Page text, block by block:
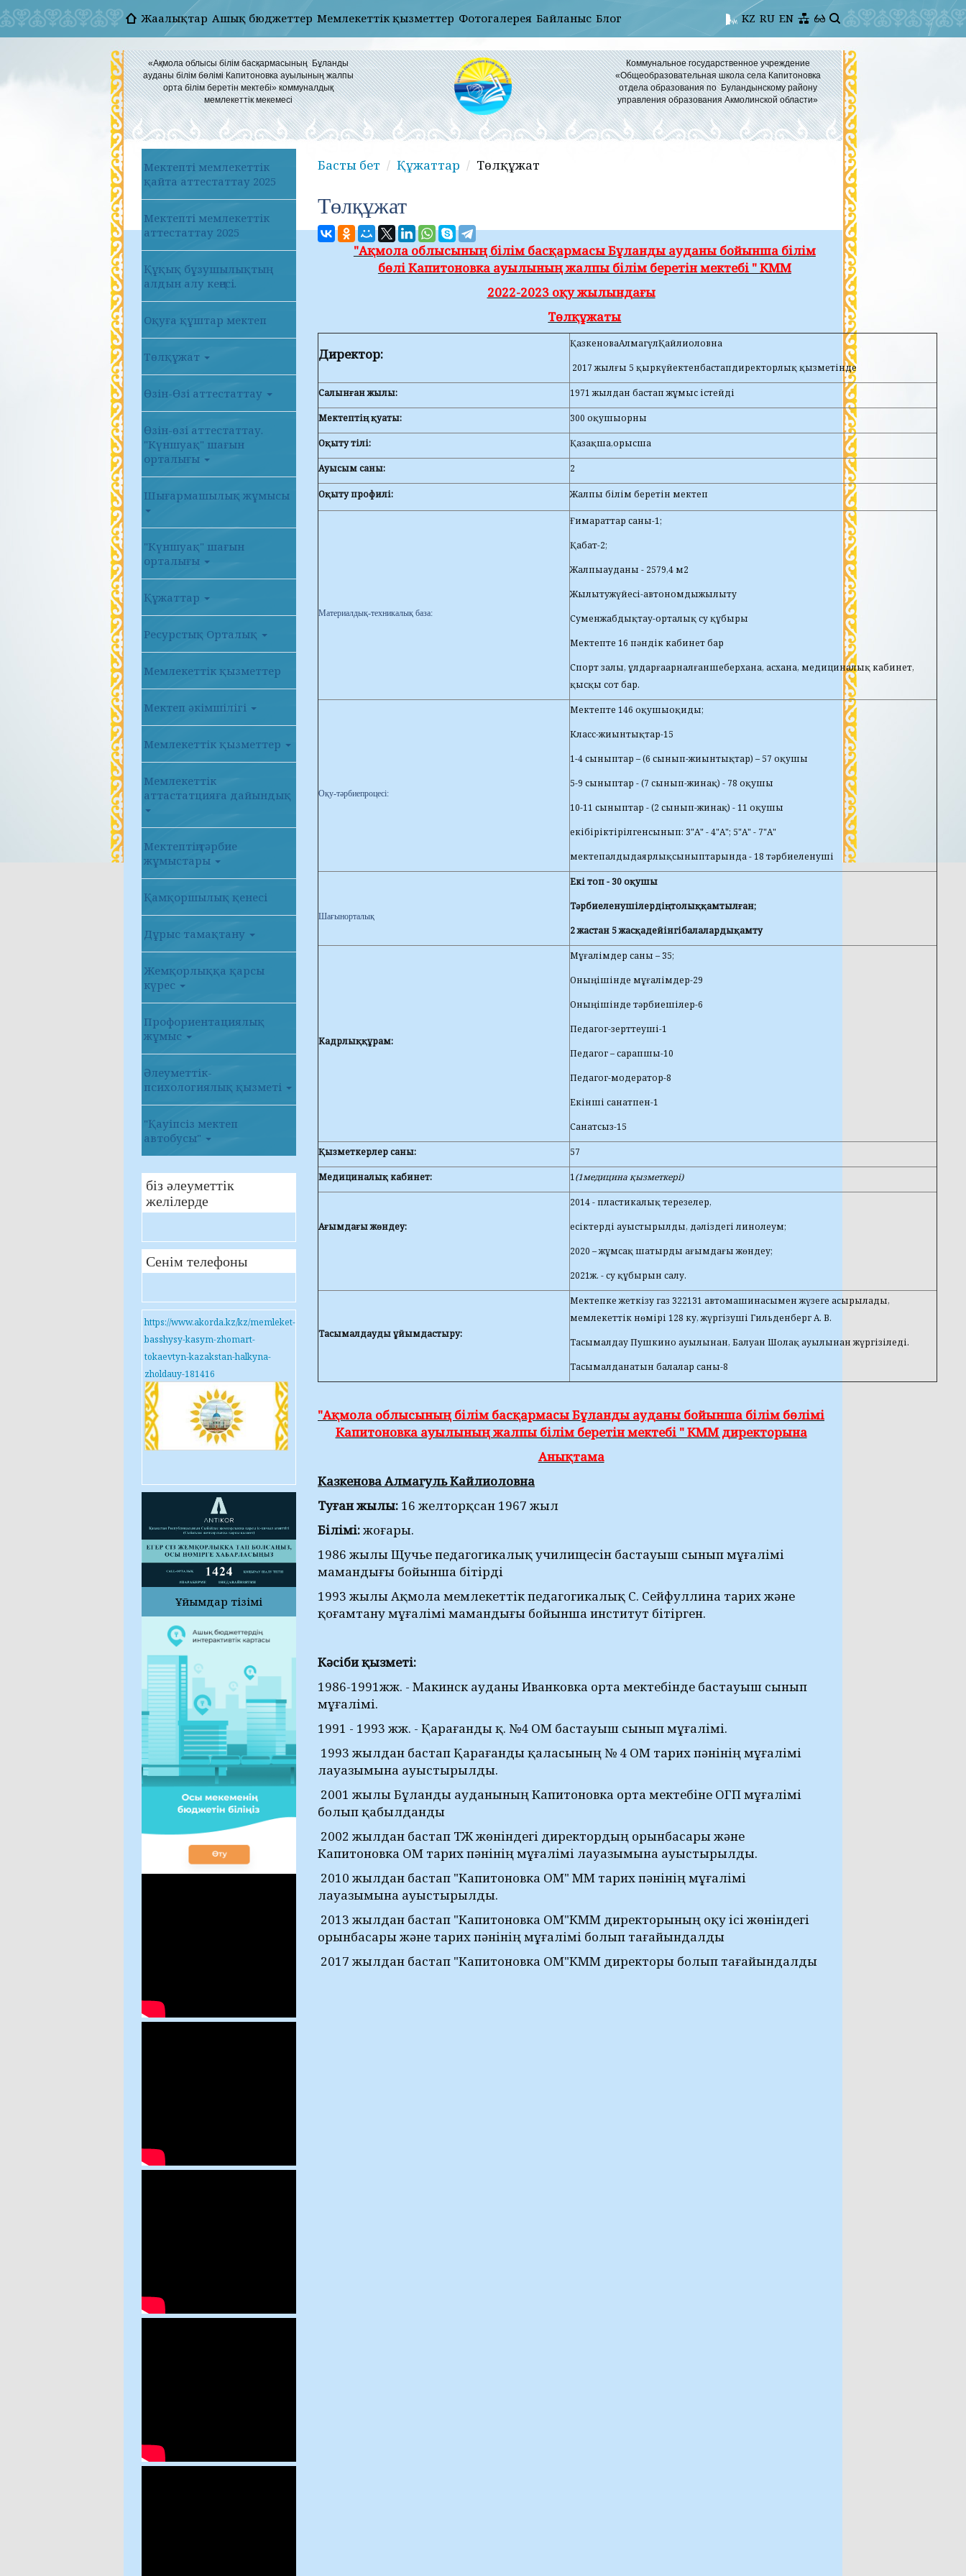
Жаңалықтар Ашық бюджеттер Мемлекеттік қызметтер Фотогалерея Байланыс Блог EN
RU
KZ
«Ақмола облысы білім басқармасының Бұланды
ауданы білім бөлімі Капитоновка ауылының жалпы
орта білім беретін мектебі» коммуналдық
мемлекеттік мекемесі
Коммунальное государственное учреждение
«Общеобразовательная школа села Капитоновка
отдела образования по Буландынскому району
управления образования Акмолинской области»
Мектепті мемлекеттік
қайта аттестаттау 2025
Мектепті мемлекеттік
аттестаттау 2025
Құқық бұзушылықтың
алдын алу кеңесі.
Оқуға құштар мектеп
Төлқұжат
Өзін-Өзі аттестаттау
Өзін-өзі аттестаттау.
"Күншуақ" шағын
орталығы
Шығармашылық жұмысы
"Күншуақ" шағын
орталығы
Құжаттар
Ресурстық Орталық
Мемлекеттік қызметтер
Мектеп әкімшілігі
Мемлекеттік қызметтер
Мемлекеттік
аттастатцияға дайындық
Мектептің тәрбие
жұмыстары
Қамқоршылық қенесі
Дұрыс тамақтану
Жемқорлыққа қарсы
күрес
Профориентациялық
жұмыс
Әлеуметтік-
психологиялық қызметі
"Қауіпсіз мектеп
автобусы"
біз әлеуметтік
желілерде
Сенім телефоны
https://www.akorda.kz/kz/memleket-
basshysy-kasym-zhomart-
tokaevtyn-kazakstan-halkyna-
zholdauy-181416
Ұйымдар тізімі
Басты бет Құжаттар Төлқұжат
Төлқұжат
"Ақмола облысының білім басқармасы Бұланды ауданы бойынша білім
бөлі Капитоновка ауылының жалпы білім беретін мектебі " КММ
2022-2023 оқу жылындағы
Төлқұжаты
Директор:
ҚазкеноваАлмагүлҚайлиоловна
2017 жылғы 5 қыркүйектенбастапдиректорлық қызметінде
Салынған жылы: 1971 жылдан бастап жұмыс істейді
Мектептің қуаты: 300 оқушыорны
Оқыту тілі: Қазақша,орысша
Ауысым саны: 2
Оқыту профилі: Жалпы білім беретін мектеп
Материалдық-техникалық база:
Ғимараттар саны-1;
Қабат-2;
Жалпыауданы - 2579,4 м2
Жылытужүйесі-автономдыжылыту
Суменжабдықтау-орталық су құбыры
Мектепте 16 пәндік кабинет бар
Спорт залы, ұлдарғаарналғаншеберхана, асхана, медициналық кабинет,
қысқы сот бар.
Оқу-тәрбиепроцесі:
Мектепте 146 оқушыоқиды;
Класс-жиынтықтар-15
1-4 сыныптар – (6 сынып-жиынтықтар) – 57 оқушы
5-9 сыныптар - (7 сынып-жинақ) - 78 оқушы
10-11 сыныптар - (2 сынып-жинақ) - 11 оқушы
екібіріктірілгенсынып: 3"А" - 4"А"; 5"А" - 7"А"
мектепалдыдаярлықсыныптарында - 18 тәрбиеленуші
Шағынорталық
Екі топ - 30 оқушы
Тәрбиеленушілердіңтолыққамтылған;
2 жастан 5 жасқадейінгібалалардықамту
Кадрлыққұрам:
Мұғалімдер саны – 35;
Оныңішінде мұғалімдер-29
Оныңішінде тәрбиешілер-6
Педагог-зерттеуші-1
Педагог – сарапшы-10
Педагог-модератор-8
Екінші санатпен-1
Санатсыз-15
Қызметкерлер саны: 57
Медициналық кабинет: 1(1медицина қызметкері)
Ағымдағы жөндеу:
2014 - пластикалық терезелер,
есіктерді ауыстырылды, дәліздегі линолеум;
2020 – жұмсақ шатырды ағымдағы жөндеу;
2021ж. - су құбырын салу.
Тасымалдауды ұйымдастыру:
Мектепке жеткізу газ 322131 автомашинасымен жүзеге асырылады,
мемлекеттік нөмірі 128 ку, жүргізуші Гильденберг А. В.
Тасымалдау Пушкино ауылынан, Балуан Шолақ ауылынан жүргізіледі.
Тасымалданатын балалар саны-8
"Ақмола облысының білім басқармасы Бұланды ауданы бойынша білім бөлімі
Капитоновка ауылының жалпы білім беретін мектебі " КММ директорына
Анықтама
Казкенова Алмагуль Кайлиоловна
Туған жылы: 16 желторқсан 1967 жыл
Білімі:жоғары.
1986 жылы Щучье педагогикалық училищесін бастауыш сынып мұғалімі
мамандығы бойынша бітірді
1993 жылы Ақмола мемлекеттік педагогикалық С. Сейфуллина тарих және
қоғамтану мұғалімі мамандығы бойынша институт бітірген.
Кәсіби қызметі:
1986-1991жж. - Макинск ауданы Иванковка орта мектебінде бастауыш сынып
мұғалімі.
1991 - 1993 жж. - Қарағанды қ. №4 ОМ бастауыш сынып мұғалімі.
1993 жылдан бастап Қарағанды қаласының № 4 ОМ тарих пәнінің мұғалімі
лауазымына ауыстырылды.
2001 жылы Бұланды ауданының Капитоновка орта мектебіне ОГП мұғалімі
болып қабылданды
2002 жылдан бастап ТЖ жөніндегі директордың орынбасары және
Капитоновка ОМ тарих пәнінің мұғалімі лауазымына ауыстырылды.
2010 жылдан бастап "Капитоновка ОМ" ММ тарих пәнінің мұғалімі
лауазымына ауыстырылды.
2013 жылдан бастап "Капитоновка ОМ"КММ директорының оқу ісі жөніндегі
орынбасары және тарих пәнінің мұғалімі болып тағайындалды
2017 жылдан бастап "Капитоновка ОМ"КММ директоры болып тағайындалды